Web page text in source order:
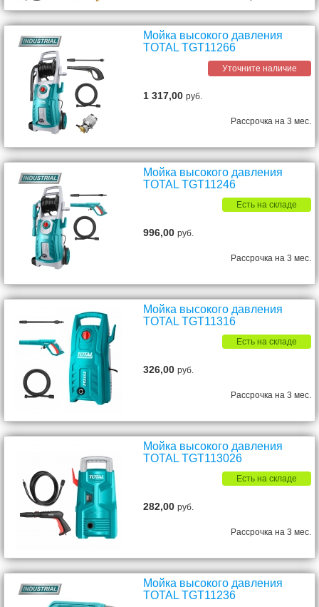
Мойка высокого давления
TOTAL TGT11266
Уточните наличие
1 317,00руб.
Рассрочка на 3 мес.
Мойка высокого давления
TOTAL TGT11246
Есть на складе
996,00руб.
Рассрочка на 3 мес.
Мойка высокого давления
TOTAL TGT11316
Есть на складе
326,00руб.
Рассрочка на 3 мес.
Мойка высокого давления
TOTAL TGT113026
Есть на складе
282,00руб.
Рассрочка на 3 мес.
Мойка высокого давления
TOTAL TGT11236